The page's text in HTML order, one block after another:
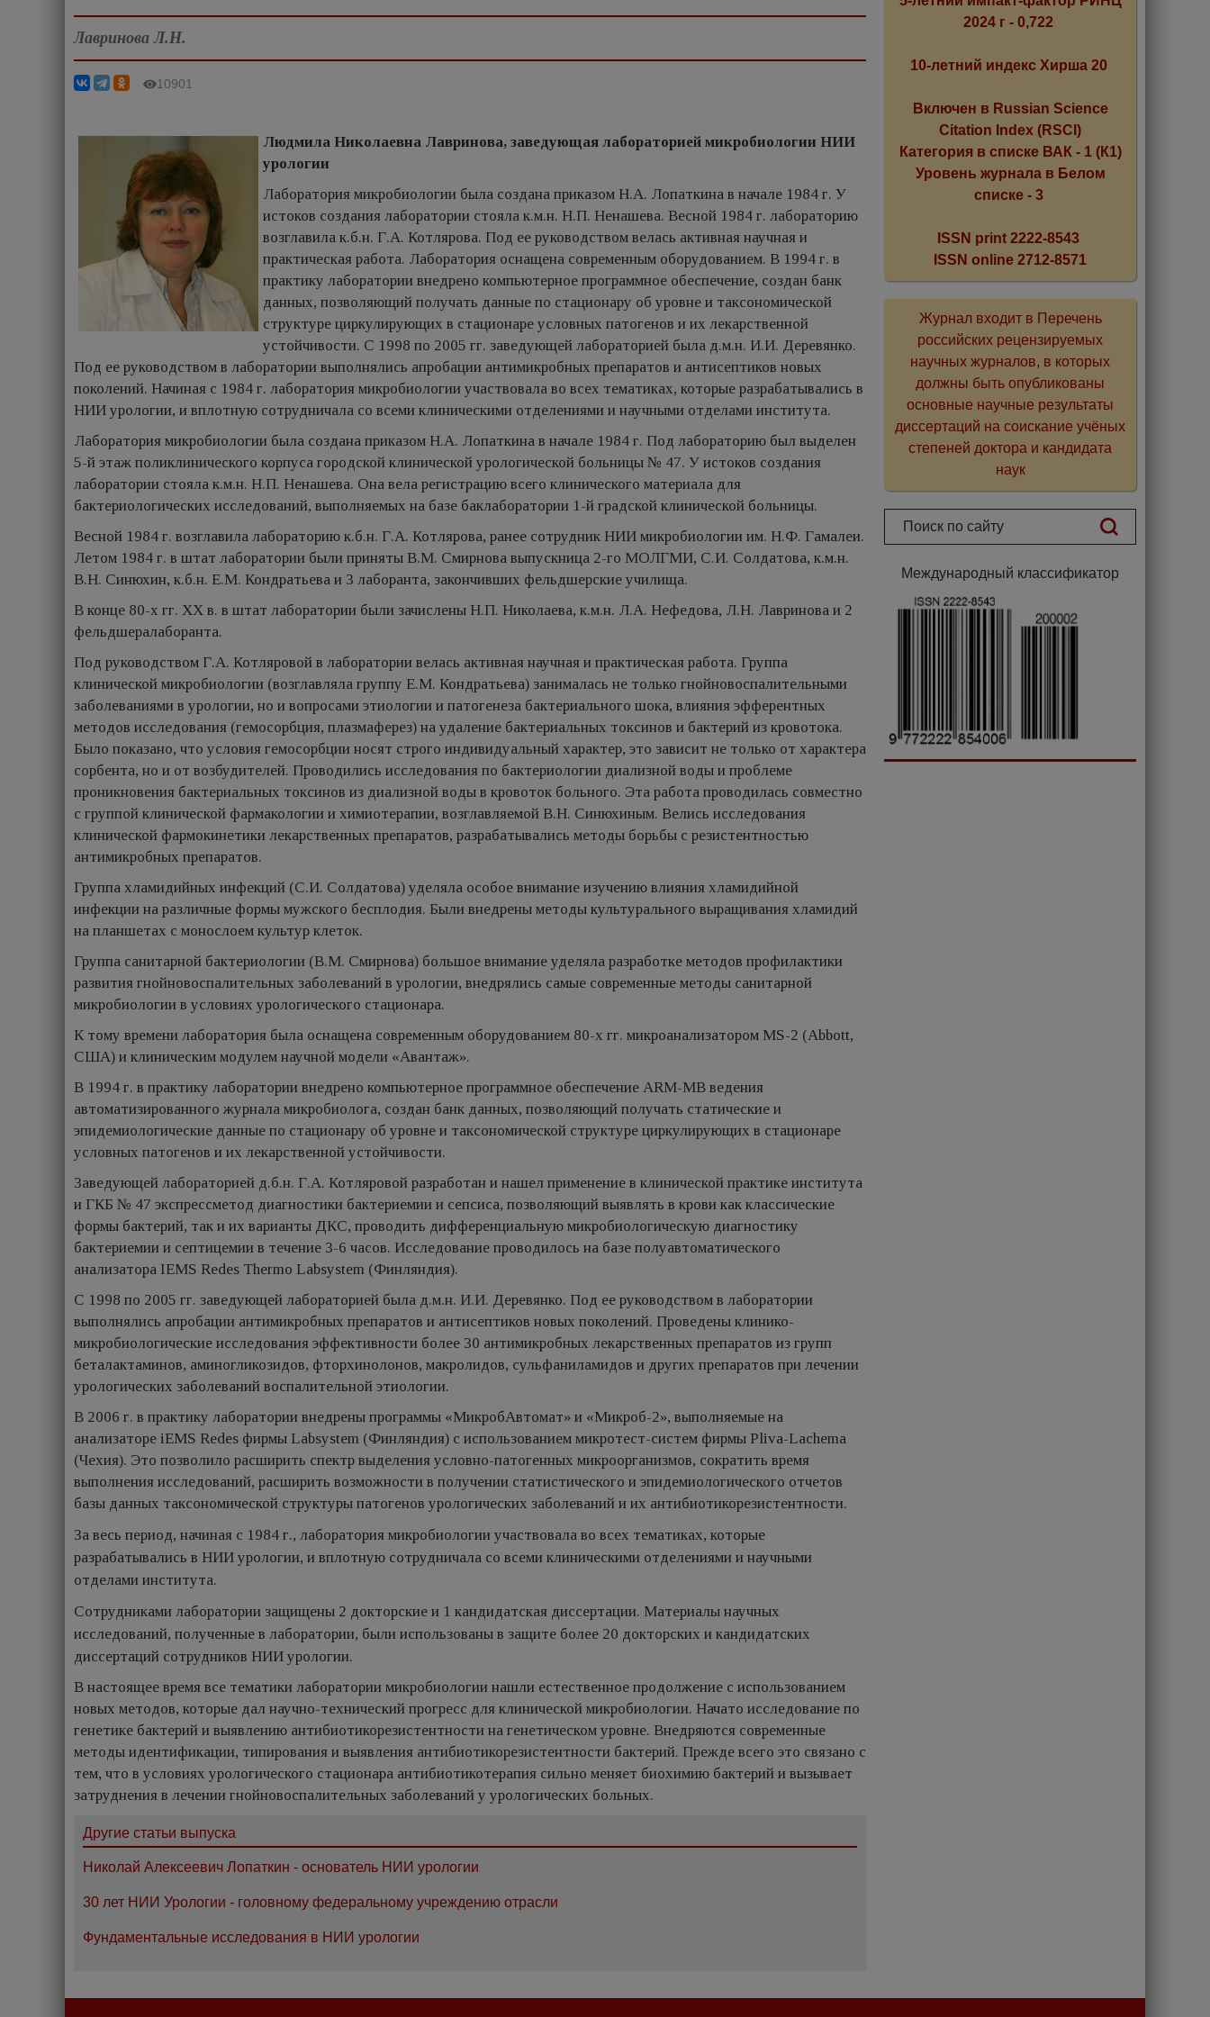
Лавринова Л.Н.
10901
Людмила Николаевна Лавринова, заведующая лабораторией микробиологии НИИ
урологии
Лаборатория микробиологии была создана приказом Н.А. Лопаткина в начале 1984 г. У
истоков создания лаборатории стояла к.м.н. Н.П. Ненашева. Весной 1984 г. лабораторию
возглавила к.б.н. Г.А. Котлярова. Под ее руководством велась активная научная и
практическая работа. Лаборатория оснащена современным оборудованием. В 1994 г. в
практику лаборатории внедрено компьютерное программное обеспечение, создан банк
данных, позволяющий получать данные по стационару об уровне и таксономической
структуре циркулирующих в стационаре условных патогенов и их лекарственной
устойчивости. С 1998 по 2005 гг. заведующей лабораторией была д.м.н. И.И. Деревянко.
Под ее руководством в лаборатории выполнялись апробации антимикробных препаратов и антисептиков новых
поколений. Начиная с 1984 г. лаборатория микробиологии участвовала во всех тематиках, которые разрабатывались в
НИИ урологии, и вплотную сотрудничала со всеми клиническими отделениями и научными отделами института.
Лаборатория микробиологии была создана приказом Н.А. Лопаткина в начале 1984 г. Под лабораторию был выделен
5-й этаж поликлинического корпуса городской клинической урологической больницы № 47. У истоков создания
лаборатории стояла к.м.н. Н.П. Ненашева. Она вела регистрацию всего клинического материала для
бактериологических исследований, выполняемых на базе баклаборатории 1-й градской клинической больницы.
Весной 1984 г. возглавила лабораторию к.б.н. Г.А. Котлярова, ранее сотрудник НИИ микробиологии им. Н.Ф. Гамалеи.
Летом 1984 г. в штат лаборатории были приняты В.М. Смирнова выпускница 2-го МОЛГМИ, С.И. Солдатова, к.м.н.
В.Н. Синюхин, к.б.н. Е.М. Кондратьева и 3 лаборанта, закончивших фельдшерские училища.
В конце 80-х гг. XX в. в штат лаборатории были зачислены Н.П. Николаева, к.м.н. Л.А. Нефедова, Л.Н. Лавринова и 2
фельдшералаборанта.
Под руководством Г.А. Котляровой в лаборатории велась активная научная и практическая работа. Группа
клинической микробиологии (возглавляла группу Е.М. Кондратьева) занималась не только гнойновоспалительными
заболеваниями в урологии, но и вопросами этиологии и патогенеза бактериального шока, влияния эфферентных
методов исследования (гемосорбция, плазмаферез) на удаление бактериальных токсинов и бактерий из кровотока.
Было показано, что условия гемосорбции носят строго индивидуальный характер, это зависит не только от характера
сорбента, но и от возбудителей. Проводились исследования по бактериологии диализной воды и проблеме
проникновения бактериальных токсинов из диализной воды в кровоток больного. Эта работа проводилась совместно
с группой клинической фармакологии и химиотерапии, возглавляемой В.Н. Синюхиным. Велись исследования
клинической фармокинетики лекарственных препаратов, разрабатывались методы борьбы с резистентностью
антимикробных препаратов.
Группа хламидийных инфекций (С.И. Солдатова) уделяла особое внимание изучению влияния хламидийной
инфекции на различные формы мужского бесплодия. Были внедрены методы культурального выращивания хламидий
на планшетах с монослоем культур клеток.
Группа санитарной бактериологии (В.М. Смирнова) большое внимание уделяла разработке методов профилактики
развития гнойновоспалительных заболеваний в урологии, внедрялись самые современные методы санитарной
микробиологии в условиях урологического стационара.
К тому времени лаборатория была оснащена современным оборудованием 80-х гг. микроанализатором MS-2 (Abbott,
США) и клиническим модулем научной модели «Авантаж».
В 1994 г. в практику лаборатории внедрено компьютерное программное обеспечение ARM-MB ведения
автоматизированного журнала микробиолога, создан банк данных, позволяющий получать статические и
эпидемиологические данные по стационару об уровне и таксономической структуре циркулирующих в стационаре
условных патогенов и их лекарственной устойчивости.
Заведующей лабораторией д.б.н. Г.А. Котляровой разработан и нашел применение в клинической практике института
и ГКБ № 47 экспрессметод диагностики бактериемии и сепсиса, позволяющий выявлять в крови как классические
формы бактерий, так и их варианты ДКС, проводить дифференциальную микробиологическую диагностику
бактериемии и септицемии в течение 3-6 часов. Исследование проводилось на базе полуавтоматического
анализатора IEMS Redes Thermo Labsystem (Финляндия).
С 1998 по 2005 гг. заведующей лабораторией была д.м.н. И.И. Деревянко. Под ее руководством в лаборатории
выполнялись апробации антимикробных препаратов и антисептиков новых поколений. Проведены клинико-
микробиологические исследования эффективности более 30 антимикробных лекарственных препаратов из групп
беталактаминов, аминогликозидов, фторхинолонов, макролидов, сульфаниламидов и других препаратов при лечении
урологических заболеваний воспалительной этиологии.
В 2006 г. в практику лаборатории внедрены программы «МикробАвтомат» и «Микроб-2», выполняемые на
анализаторе iEMS Redes фирмы Labsystem (Финляндия) с использованием микротест-систем фирмы Pliva-Lachema
(Чехия). Это позволило расширить спектр выделения условно-патогенных микроорганизмов, сократить время
выполнения исследований, расширить возможности в получении статистического и эпидемиологического отчетов
базы данных таксономической структуры патогенов урологических заболеваний и их антибиотикорезистентности.
За весь период, начиная с 1984 г., лаборатория микробиологии участвовала во всех тематиках, которые
разрабатывались в НИИ урологии, и вплотную сотрудничала со всеми клиническими отделениями и научными
отделами института.
Сотрудниками лаборатории защищены 2 докторские и 1 кандидатская диссертации. Материалы научных
исследований, полученные в лаборатории, были использованы в защите более 20 докторских и кандидатских
диссертаций сотрудников НИИ урологии.
В настоящее время все тематики лаборатории микробиологии нашли естественное продолжение с использованием
новых методов, которые дал научно-технический прогресс для клинической микробиологии. Начато исследование по
генетике бактерий и выявлению антибиотикорезистентности на генетическом уровне. Внедряются современные
методы идентификации, типирования и выявления антибиотикорезистентности бактерий. Прежде всего это связано с
тем, что в условиях урологического стационара антибиотикотерапия сильно меняет биохимию бактерий и вызывает
затруднения в лечении гнойновоспалительных заболеваний у урологических больных.
Другие статьи выпуска
Николай Алексеевич Лопаткин - основатель НИИ урологии
30 лет НИИ Урологии - головному федеральному учреждению отрасли
Фундаментальные исследования в НИИ урологии
2024 г - 0,722
10-летний индекс Хирша 20
Включен в Russian Science
Citation Index (RSCI)
Категория в списке ВАК - 1 (К1)
Уровень журнала в Белом
списке - 3
ISSN print 2222-8543
ISSN online 2712-8571
Журнал входит в Перечень
российских рецензируемых
научных журналов, в которых
должны быть опубликованы
основные научные результаты
диссертаций на соискание учёных
степеней доктора и кандидата
наук
Международный классификатор